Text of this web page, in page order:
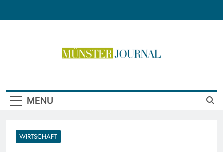
MENU
WIRTSCHAFT